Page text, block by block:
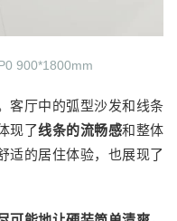
900*1800mm
客厅中的弧型沙发和线条
现了线条的流畅感和整体
适的居住体验，也展现了